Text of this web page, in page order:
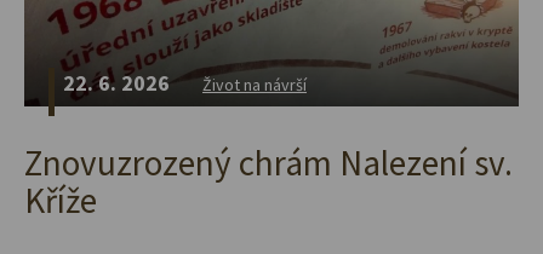
22. 6. 2026 Život na návrší
Znovuzrozený chrám Nalezení sv.
Kříže